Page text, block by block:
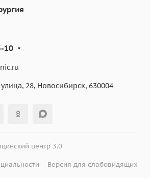
10
28, Новосибирск, 630004
центр 3.0
Версия для слабовидящих